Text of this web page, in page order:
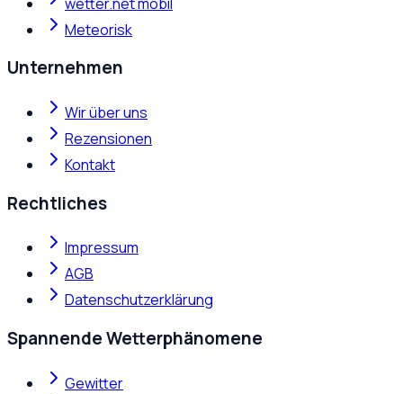
Meteorisk
Unternehmen
Wir über uns
Rezensionen
Kontakt
Rechtliches
Impressum
AGB
Datenschutzerklärung
Spannende Wetterphänomene
Gewitter